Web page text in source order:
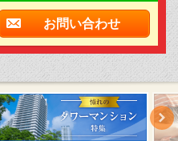
お問い合わせ